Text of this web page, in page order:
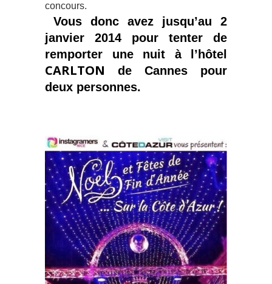
concours.
Vous donc avez jusqu’au 2
janvier 2014 pour tenter de
remporter une nuit à l’hôtel
CARLTON de Cannes pour
deux personnes.